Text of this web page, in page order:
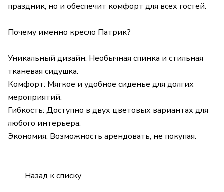
праздник, но и обеспечит комфорт для всех гостей.
Почему именно кресло Патрик?
Уникальный дизайн: Необычная спинка и стильная
тканевая сидушка.
Комфорт: Мягкое и удобное сиденье для долгих
мероприятий.
Гибкость: Доступно в двух цветовых вариантах для
любого интерьера.
Экономия: Возможность арендовать, не покупая.
Назад к списку